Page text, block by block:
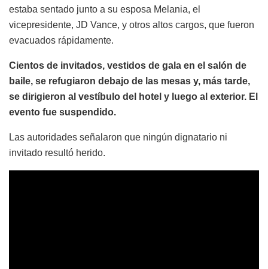
estaba sentado junto a su esposa Melania, el
vicepresidente, JD Vance, y otros altos cargos, que fueron
evacuados rápidamente.
Cientos de invitados, vestidos de gala en el salón de
baile, se refugiaron debajo de las mesas y, más tarde,
se dirigieron al vestíbulo del hotel y luego al exterior. El
evento fue suspendido.
Las autoridades señalaron que ningún dignatario ni
invitado resultó herido.